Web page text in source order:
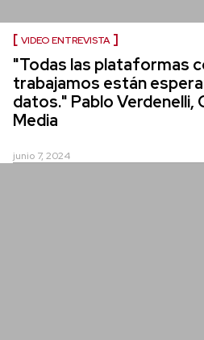
VIDEO ENTREVISTA
"Todas las plataformas
trabajamos están
datos." Pablo Verdenelli,
Media
junio 7, 2024